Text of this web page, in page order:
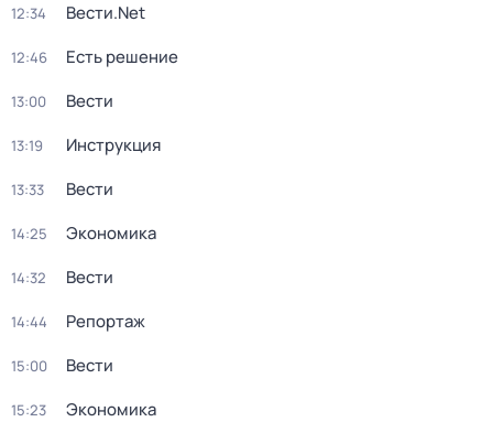
12:34 Вести.Net
12:46 Есть решение
13:00 Вести
13:19 Инструкция
13:33 Вести
14:25 Экономика
14:32 Вести
14:44 Репортаж
15:00 Вести
15:23 Экономика